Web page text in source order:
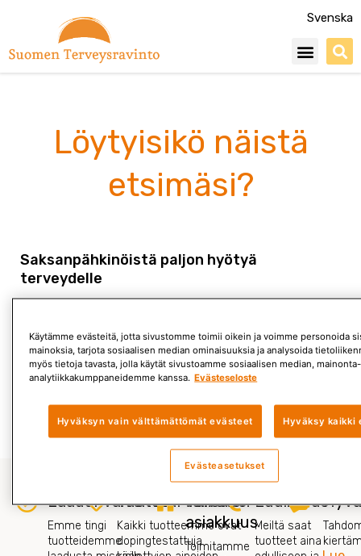
Svenska
Menu
Löytyisikö näistä
etsimäsi?
Saksanpähkinöistä paljon hyötyä
terveydelle
vakuuttavasti. Juuri viime viikolla julkaistiin uusi
seurantatutkimusten pohjalta tehty koostetutkimus. Sen
mukaan pähkinöiden
Laadunvalvonta
Emme tingi
tuotteidemme
Tuoteturvallisuus
Kaikki tuotteemme ovat
dopingtestattuja
Vaivaton
asiakkuus
Toimitamme
Edullisuus
Meiltä saat
tuotteet aina
Käytämme evästeitä, jotta sivustomme toimii oikein ja voimme personoida
mainoksia, tarjota sosiaalisen median ominaisuuksia ja analysoida
myös tietoja tavasta, jolla käytät sivustoamme sosiaalisen median,
analytiikkakumppaneidemme kanssa. Evästeseloste
Hyväksyn vain välttämättömät evästeet Hyväksy kaikki
Evästeasetukset